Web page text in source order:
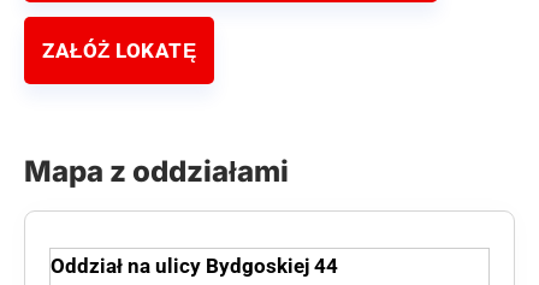
ZAŁÓŻ LOKATĘ
Mapa z oddziałami
Oddział na ulicy Bydgoskiej 44